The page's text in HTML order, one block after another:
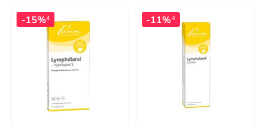
-15%4 -11%4